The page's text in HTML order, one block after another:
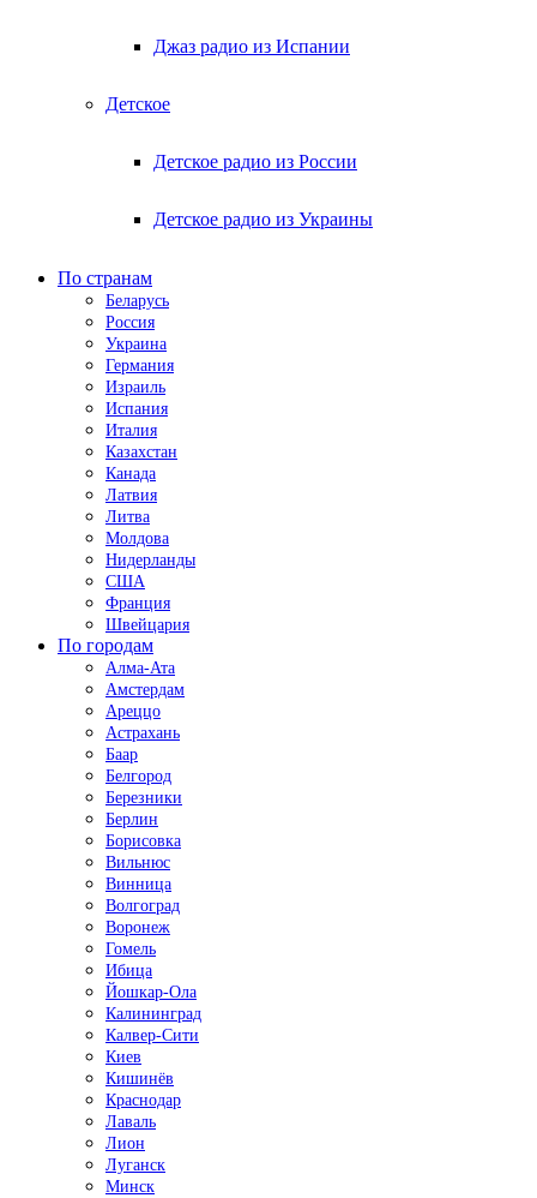
Джаз радио из Испании
Детское
Детское радио из России
Детское радио из Украины
По странам
Беларусь
Россия
Украина
Германия
Израиль
Испания
Италия
Казахстан
Канада
Латвия
Литва
Молдова
Нидерланды
США
Франция
Швейцария
По городам
Алма-Ата
Амстердам
Ареццо
Астрахань
Баар
Белгород
Березники
Берлин
Борисовка
Вильнюс
Винница
Волгоград
Воронеж
Гомель
Ибица
Йошкар-Ола
Калининград
Калвер-Сити
Киев
Кишинёв
Краснодар
Лаваль
Лион
Луганск
Минск